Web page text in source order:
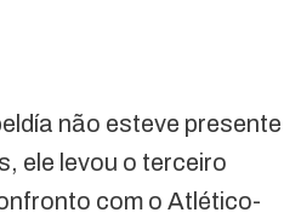
não esteve presente
ele levou o terceiro
com o Atlético-